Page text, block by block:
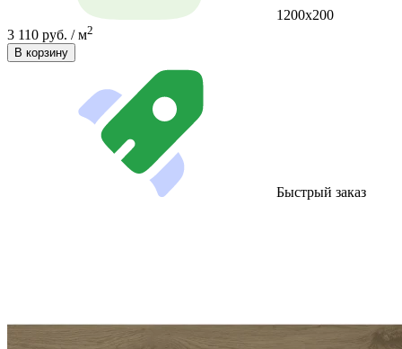
1200x200
3 110 руб. / м2
В корзину
Быстрый заказ